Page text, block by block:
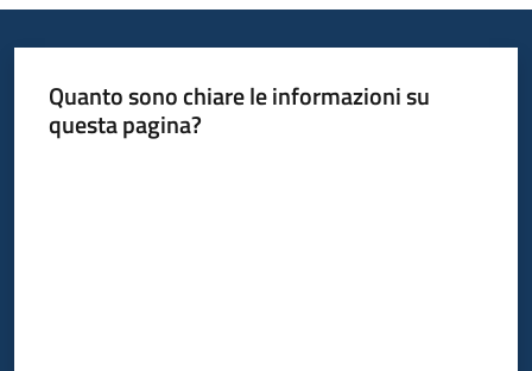
Quanto sono chiare le informazioni su
questa pagina?